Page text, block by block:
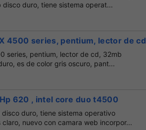
duro, tiene sistema operat...
4500 series, pentium, lector de cd
series, pentium, lector de cd, 32mb
es de color gris oscuro, pant...
620 , intel core duo t4500
duro, tiene sistema operativo
nuevo con camara web incorpor...